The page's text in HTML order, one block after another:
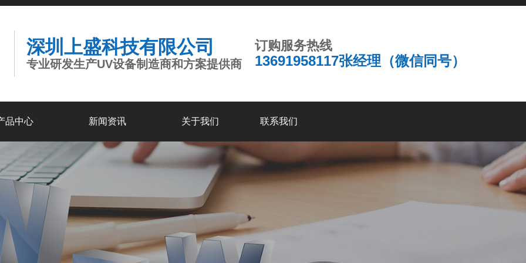
深圳上盛科技有限公司
专业研发生产UV设备制造商和方案提供商
订购服务热线
13691958117张经理（微信同号）
品中心 新闻资讯 关于我们 联系我们